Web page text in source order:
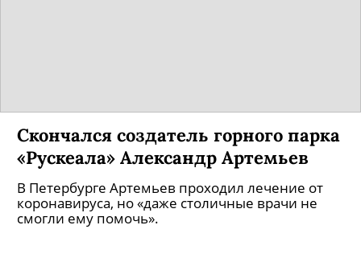
Скончался создатель горного парка
«Рускеала» Александр Артемьев
В Петербурге Артемьев проходил лечение от
коронавируса, но «даже столичные врачи не
смогли ему помочь».